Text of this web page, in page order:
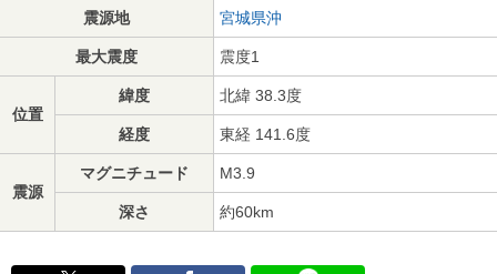
震源地 宮城県沖
最大震度 震度1
位置
緯度 北緯 38.3度
経度 東経 141.6度
震源
マグニチュード M3.9
深さ 約60km